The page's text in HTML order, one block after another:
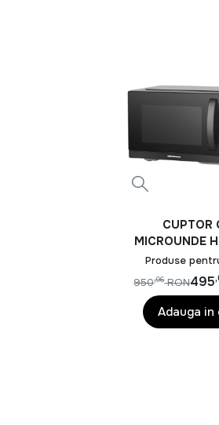
CUPTOR
MICROUNDE
HMW-
Produse
495
950,96 RON
Adauga in